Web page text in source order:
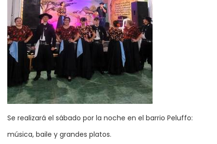
Se realizará el sábado por la noche en el barrio Peluffo:
música, baile y grandes platos.